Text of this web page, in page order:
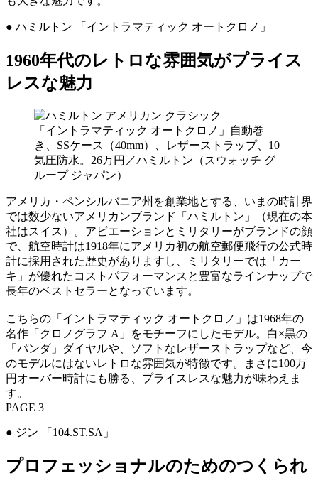
● ハミルトン 「イントラマティック オートクロノ」
1960年代のレトロな雰囲気がプライス
レスな魅力
「イントラマティック オートクロノ」自動巻
き、SSケース（40mm）、レザーストラップ、10
気圧防水。26万円／ハミルトン（スウォッチ グ
ループ ジャパン）
アメリカ・ペンシルバニア州を創業地とする、いまの時計界
では数少ないアメリカンブランド「ハミルトン」（現在の本
社はスイス）。アビエーションとミリタリーがブランドの顔
で、航空時計は1918年にアメリカ初の航空郵便飛行の公式時
計に採用された歴史がありますし、ミリタリーでは「カー
キ」が優れたコストパフォーマンスと豊富なラインナップで
長年のベストセラーとなっています。
こちらの「イントラマティック オートクロノ」は1968年の
名作「クロノグラフ A」をモチーフにしたモデル。白×黒の
「パンダ」ダイヤルや、ソフトなレザーストラップなど、今
のモデルにはないレトロな雰囲気が特徴です。まさに100万
円オーバー時計にも勝る、プライスレスな魅力が味わえま
す。
PAGE 3
● ジン 「104.ST.SA」
プロフェッショナルのためのつくられ